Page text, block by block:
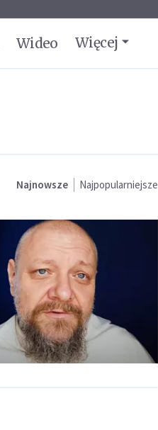
Wideo Więcej
Najnowsze Najpopularniejsze